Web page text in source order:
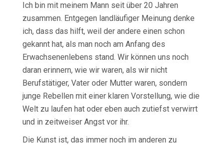
Ich bin mit meinem Mann seit über 20 Jahren
zusammen. Entgegen landläufiger Meinung denke
ich, dass das hilft, weil der andere einen schon
gekannt hat, als man noch am Anfang des
Erwachsenenlebens stand. Wir können uns noch
daran erinnern, wie wir waren, als wir nicht
Berufstätiger, Vater oder Mutter waren, sondern
junge Rebellen mit einer klaren Vorstellung, wie die
Welt zu laufen hat oder eben auch zutiefst verwirrt
und in zeitweiser Angst vor ihr.
Die Kunst ist, das immer noch im anderen zu